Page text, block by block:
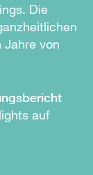
Die
von
auf